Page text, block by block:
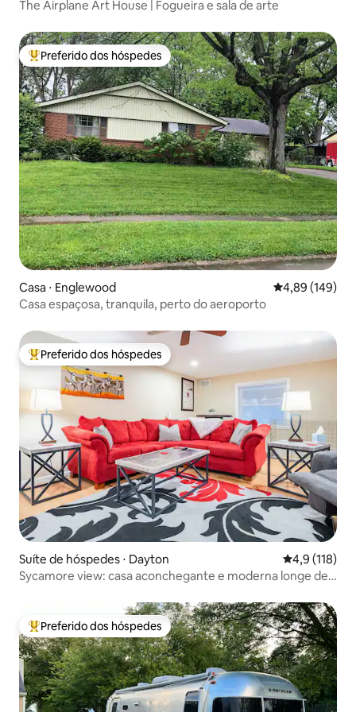
The Airplane Art House | Fogueira e sala de arte
Entre os melhores preferidos dos hóspedes
Preferido dos hóspedes
Casa ⋅ Englewood 4,89 de uma
4,89 (149)
Casa espaçosa, tranquila, perto do aeroporto
Entre os melhores preferidos dos hóspedes
Preferido dos hóspedes
Suíte de hóspedes ⋅ Dayton 4,9 de uma
4,9 (118)
Sycamore view: casa aconchegante e moderna longe de
Entre os melhores preferidos dos hóspedes
Preferido dos hóspedes